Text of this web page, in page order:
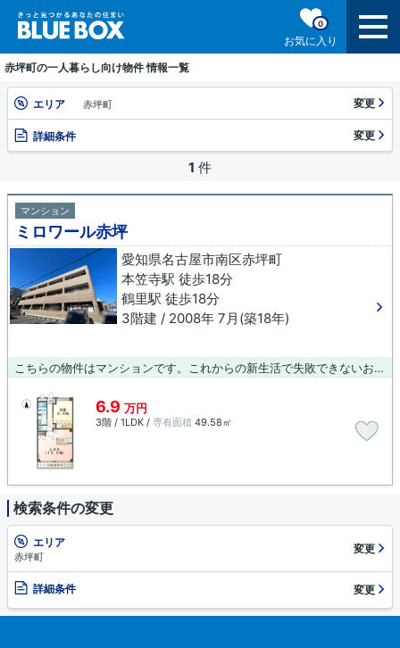
お気に入り
0
赤坪町の一人暮らし向け物件 情報一覧
エリア 赤坪町 変更
詳細条件 変更
1 件
マンション
ミロワール赤坪
愛知県名古屋市南区赤坪町
本笠寺駅 徒歩18分
鶴里駅 徒歩18分
3階建 / 2008年 7月(築18年)
こちらの物件はマンションです。これからの新生活で失敗できないお部屋探し。名古屋市南区や本笠寺付近でお探しなら、信頼と安心の当社へご連絡をお待ちしております。
6.9 万円
3階 / 1LDK / 専有面積 49.58㎡
検索条件の変更
エリア
赤坪町
変更
詳細条件 変更